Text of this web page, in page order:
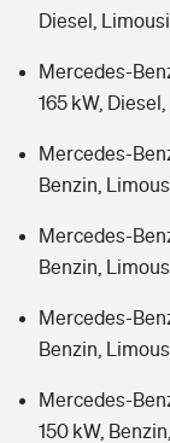
Diesel,
Mercedes-
165 kW,
Mercedes-
Benzin,
Mercedes-
Benzin,
Mercedes-
Benzin,
Mercedes-
150 kW,